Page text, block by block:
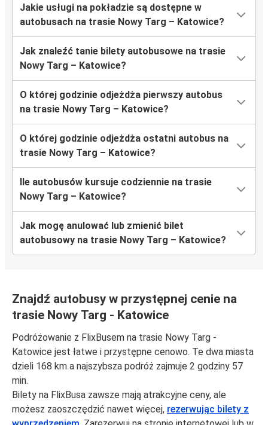
Jakie usługi na pokładzie są dostępne w
autobusach na trasie Nowy Targ – Katowice?
Jak znaleźć tanie bilety autobusowe na trasie
Nowy Targ – Katowice?
O której godzinie odjeżdża pierwszy autobus
na trasie Nowy Targ – Katowice?
O której godzinie odjeżdża ostatni autobus na
trasie Nowy Targ – Katowice?
Ile autobusów kursuje codziennie na trasie
Nowy Targ – Katowice?
Jak mogę anulować lub zmienić bilet
autobusowy na trasie Nowy Targ – Katowice?
Znajdź autobusy w przystępnej cenie na
trasie Nowy Targ - Katowice
Podróżowanie z FlixBusem na trasie Nowy Targ -
Katowice jest łatwe i przystępne cenowo. Te dwa miasta
dzieli 168 km a najszybsza podróż zajmuje 2 godziny 57
min.
Bilety na FlixBusa zawsze mają atrakcyjne ceny, ale
możesz zaoszczędzić nawet więcej, rezerwując bilety z